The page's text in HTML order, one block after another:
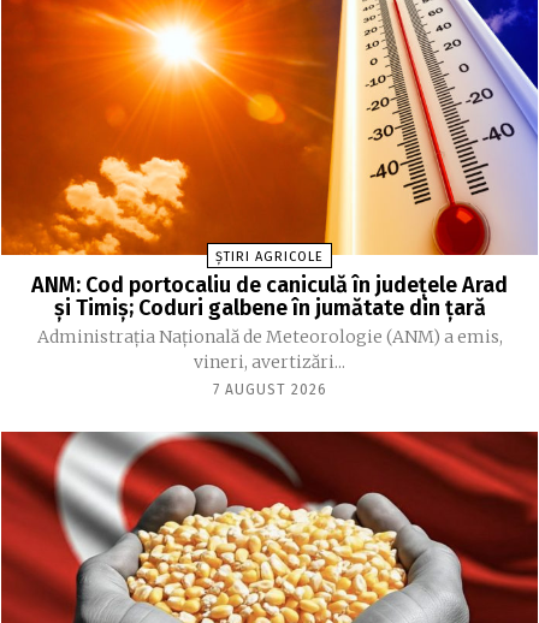
ȘTIRI AGRICOLE
ANM: Cod portocaliu de caniculă în judeţele Arad
şi Timiş; Coduri galbene în jumătate din ţară
Administraţia Naţională de Meteorologie (ANM) a emis,
vineri, avertizări...
7 AUGUST 2026